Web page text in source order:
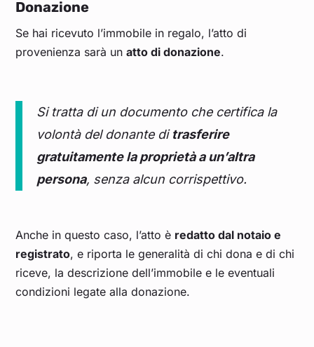
Donazione
Se hai ricevuto l’immobile in regalo, l’atto di
provenienza sarà unatto di donazione.
Si tratta di un documento che certifica la
volontà del donante ditrasferire
gratuitamente la proprietà a un’altra
persona, senza alcun corrispettivo.
Anche in questo caso, l’atto è redatto dal notaio e
registrato, e riporta le generalità di chi dona e di chi
riceve, la descrizione dell’immobile e le eventuali
condizioni legate alla donazione.